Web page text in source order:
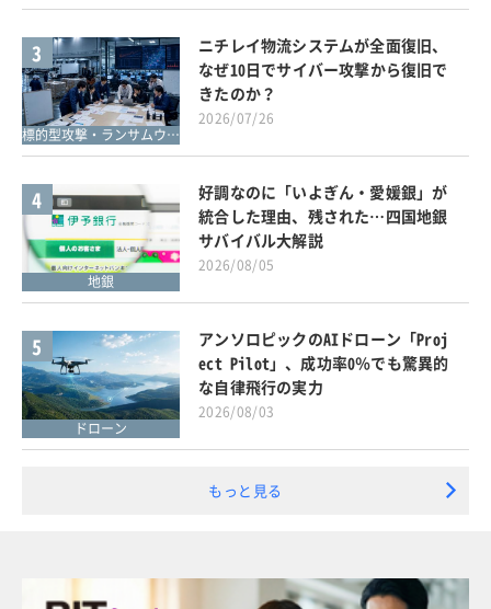
3
標的型攻撃・ランサムウェア対策
ニチレイ物流システムが全面復旧、
なぜ10日でサイバー攻撃から復旧で
きたのか？
2026/07/26
4
地銀
好調なのに「いよぎん・愛媛銀」が
統合した理由、残された…四国地銀
サバイバル大解説
2026/08/05
5
ドローン
アンソロピックのAIドローン「Proj
ect Pilot」、成功率0％でも驚異的
な自律飛行の実力
2026/08/03
もっと見る